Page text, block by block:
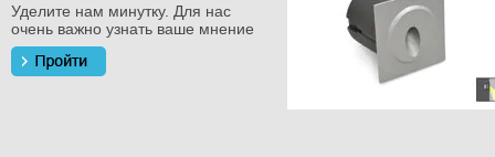
Уделите нам минутку. Для нас
очень важно узнать ваше мнение